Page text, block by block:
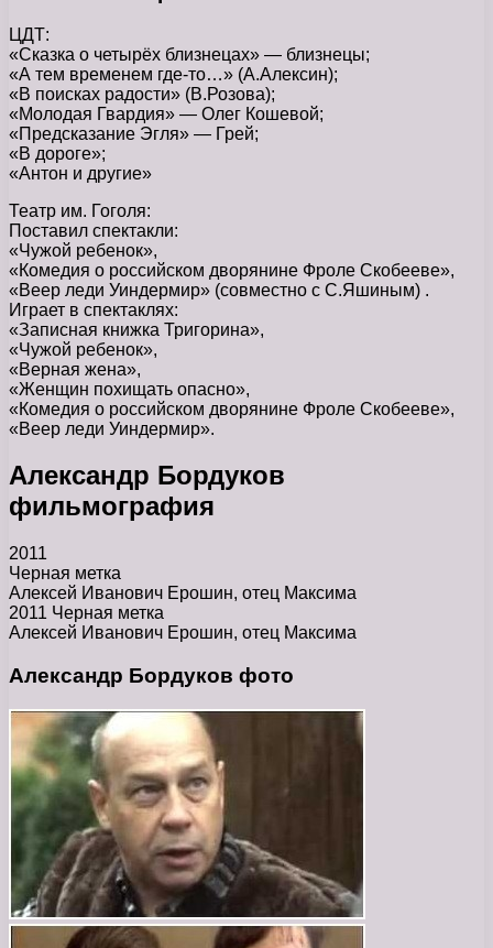
ЦДТ:
«Сказка о четырёх близнецах» — близнецы;
«А тем временем где-то…» (А.Алексин);
«В поисках радости» (В.Розова);
«Молодая Гвардия» — Олег Кошевой;
«Предсказание Эгля» — Грей;
«В дороге»;
«Антон и другие»
Театр им. Гоголя:
Поставил спектакли:
«Чужой ребенок»,
«Комедия о российском дворянине Фроле Скобееве»,
«Веер леди Уиндермир» (совместно с С.Яшиным) .
Играет в спектаклях:
«Записная книжка Тригорина»,
«Чужой ребенок»,
«Верная жена»,
«Женщин похищать опасно»,
«Комедия о российском дворянине Фроле Скобееве»,
«Веер леди Уиндермир».
Александр Бордуков
фильмография
2011
Черная метка
Алексей Иванович Ерошин, отец Максима
2011 Черная метка
Алексей Иванович Ерошин, отец Максима
Александр Бордуков фото